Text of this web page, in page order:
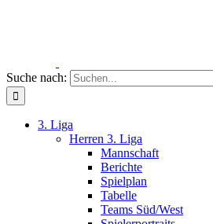
Suche nach:
3. Liga
Herren 3. Liga
Mannschaft
Berichte
Spielplan
Tabelle
Teams Süd/West